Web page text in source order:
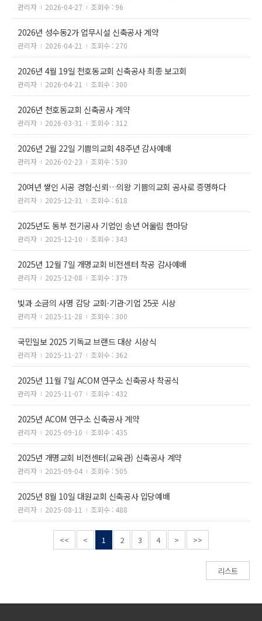
관리자 2026-04-27 조회수 : 96
2026년 성수동2가 업무시설 신축공사 계약
관리자 2026-04-21 조회수 : 270
2026년 4월 19일 천호동교회 신축공사 최종 보고회
관리자 2026-04-21 조회수 : 300
2026년 천호동교회 신축공사 계약
관리자 2026-03-31 조회수 : 312
2026년 2월 22일 기쁨의교회 48주년 감사예배
관리자 2026-02-23 조회수 : 530
20여년 쌓인 시공 경험·신뢰…의왕 기쁨의교회 공사로 증명하다
관리자 2025-12-31 조회수 : 618
2025년도 동부 전기공사 기업인 송년 어울림 한마당
관리자 2025-12-10 조회수 : 343
2025년 12월 7일 개명교회 비전센터 착공 감사예배
관리자 2025-12-08 조회수 : 379
빛과 소금의 사명 감당 교회·기관·기업 25곳 시상
관리자 2025-11-28 조회수 : 300
국민일보 2025 기독교 브랜드 대상 시상식
관리자 2025-11-27 조회수 : 362
2025년 11월 7일 ACOM 연구소 신축공사 착공식
관리자 2025-11-07 조회수 : 432
2025년 ACOM 연구소 신축공사 계약
관리자 2025-09-10 조회수 : 435
2025년 개명교회 비전센터(교육관) 신축공사 계약
관리자 2025-09-04 조회수 : 505
2025년 8월 10일 대원교회 신축공사 입당예배
관리자 2025-08-11 조회수 : 488
<< < 1 2 3 4 > >>
리스트